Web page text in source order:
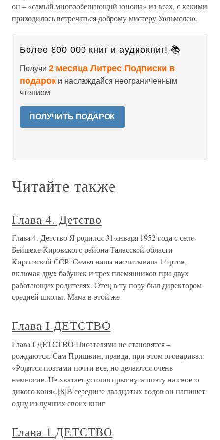
он – «самый многообещающий юноша» из всех, с какими
приходилось встречаться доброму мистеру Уольмслею.
Более 800 000 книг и аудиокниг! 📚
Получи 2 месяца Литрес Подписки в
подарок и наслаждайся неограниченным
чтением
ПОЛУЧИТЬ ПОДАРОК
Читайте также
Глава 4. Детство
Глава 4. Детство Я родился 31 января 1952 года с селе
Бейшеке Кировского района Таласской области
Киргизской ССР. Семья наша насчитывала 14 ртов,
включая двух бабушек и трех племянников при двух
работающих родителях. Отец в ту пору был директором
средней школы. Мама в этой же
Глава I ДЕТСТВО
Глава I ДЕТСТВО Писателями не становятся –
рождаются. Сам Пришвин, правда, при этом оговаривал:
«Родятся поэтами почти все, но делаются очень
немногие. Не хватает усилия прыгнуть поэту на своего
дикого коня».[8]В середине двадцатых годов он напишет
одну из лучших своих книг
Глава 1 ДЕТСТВО